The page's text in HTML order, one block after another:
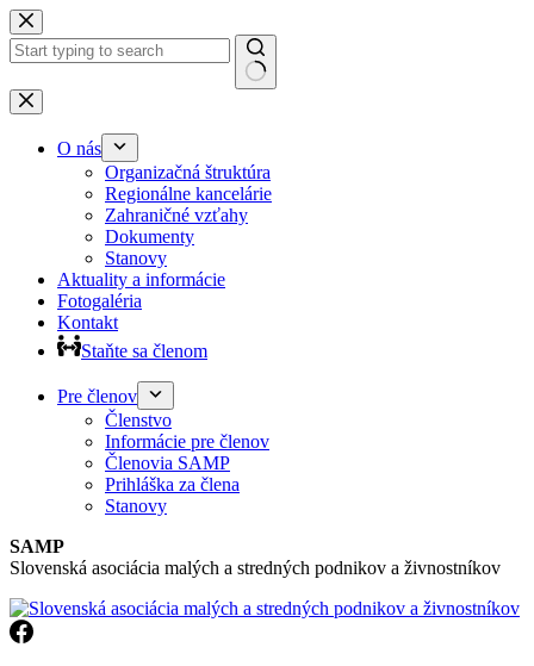
Preskočiť
na
obsah
Žiadne
výsledky
O nás
Organizačná štruktúra
Regionálne kancelárie
Zahraničné vzťahy
Dokumenty
Stanovy
Aktuality a informácie
Fotogaléria
Kontakt
Staňte sa členom
Pre členov
Členstvo
Informácie pre členov
Členovia SAMP
Prihláška za člena
Stanovy
SAMP
Slovenská asociácia malých a stredných podnikov a živnostníkov